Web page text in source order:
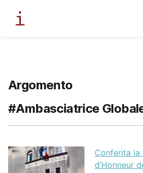
Argomento
#Ambasciatrice
Conferita la
d’Honneur